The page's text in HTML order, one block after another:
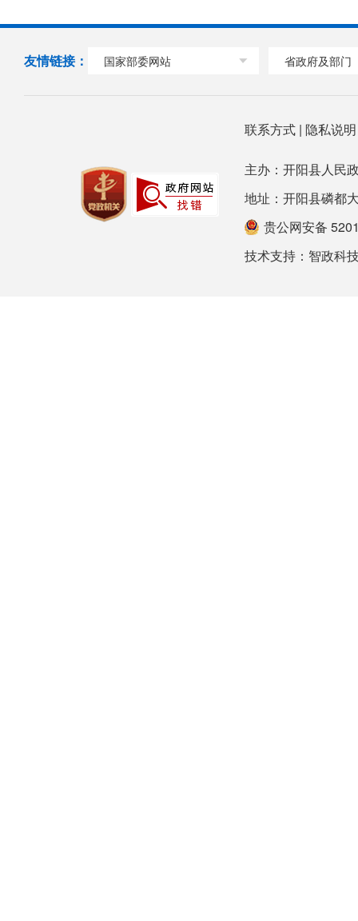
友情链接： 国家部委网站 省政府及部门
联系方式| 隐私说
主办：开阳县人民
地址：开阳县磷都
贵公网安备
技术支持： 智政科